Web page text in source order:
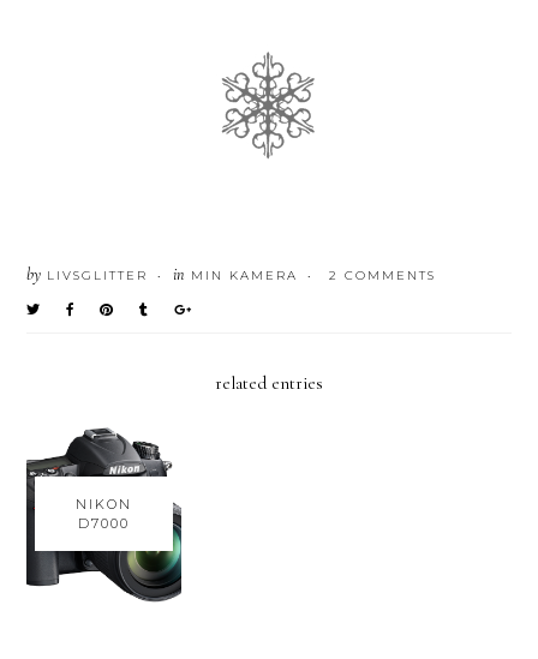
by LIVSGLITTER • in MIN KAMERA • 2 COMMENTS
related entries
NIKON
D7000